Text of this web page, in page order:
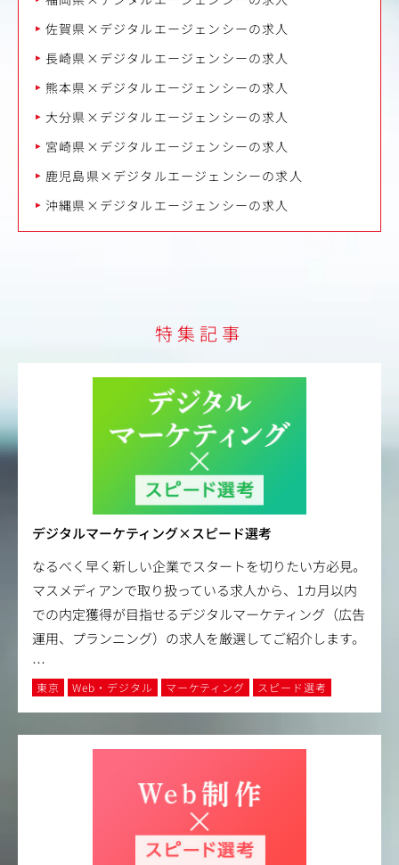
佐賀県×デジタルエージェンシーの求人
長崎県×デジタルエージェンシーの求人
熊本県×デジタルエージェンシーの求人
大分県×デジタルエージェンシーの求人
宮崎県×デジタルエージェンシーの求人
鹿児島県×デジタルエージェンシーの求人
沖縄県×デジタルエージェンシーの求人
特集記事
デジタルマーケティング×スピード選考
なるべく早く新しい企業でスタートを切りたい方必見。
マスメディアンで取り扱っている求人から、1カ月以内
での内定獲得が目指せるデジタルマーケティング（広告
運用、プランニング）の求人を厳選してご紹介します。
…
東京 Web・デジタル マーケティング スピード選考